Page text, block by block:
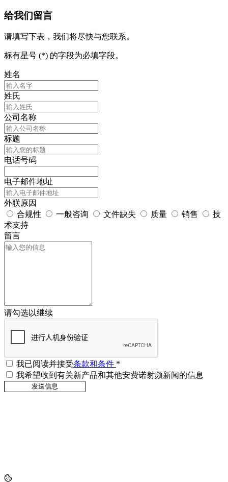
给我们留言
请填写下表，我们将尽快与您联系。
标有星号 (*) 的字段为必填字段。
姓名
姓氏
公司名称
标题
电话号码
电子邮件地址
外联原因
合规性
一般咨询 文件缺失 质量 销售
技
术支持
留言
请勾选以继续
我已阅读并接受条款和条件 *
我希望收到有关新产品和其他安费诺射频新闻的信息